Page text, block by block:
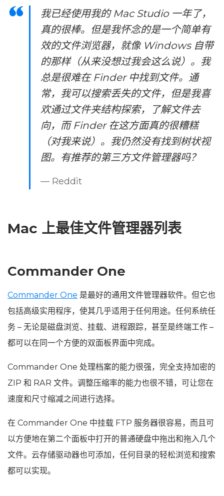
我已经使用我的 Mac Studio 一年了，
真的很棒。但是我怀念的是一个简单有
效的文件浏览器，就像 Windows 自带
的那样（从来没想过我会这么说）。我
总是很难在 Finder 中找到文件。通
常，我可以搜索丢失的文件，但是我喜
欢通过文件夹结构探索，了解文件去
向，而 Finder 在这方面真的很糟糕
（对我来说）。我仍然没有找到树状视
图。有推荐的第三方文件管理器吗？
— Reddit
Mac 上最佳文件管理器列表
Commander One
Commander One 是最好的通用文件管理器软件。但它也
包括高级实用程序，使其几乎适用于任何用途。任何系统任
务 – 无论是磁盘浏览、挂载、进程跟踪，甚至是终端工作 –
都可以在同一个方便的双面板界面中完成。
Commander One 处理档案的能力很强，完全支持加密的
ZIP 和 RAR 文件。调整压缩率的能力也很不错，可让您在
速度和尺寸缩减之间进行选择。
在 Commander One 中挂载 FTP 服务器很容易，而且可
以方便地在第二个面板中打开的普通硬盘中拖出和拖入几个
文件。云存储驱动器也可添加，任何目录的轻松浏览和搜索
都可以实现。